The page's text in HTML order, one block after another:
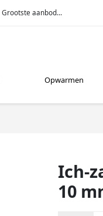
Grootste aanbod...
Opwarmen
Ich-
10